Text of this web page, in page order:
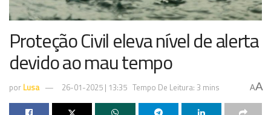
Proteção Civil eleva nível de alerta
devido ao mau tempo
por Lusa 26-01-2025 | 13:35 Tempo De Leitura: 3 mins AA